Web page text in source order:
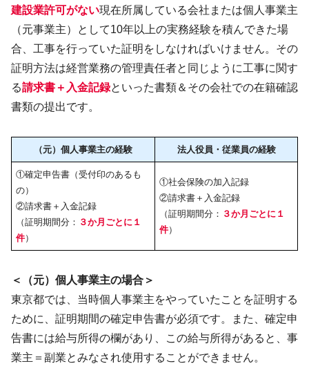
建設業許可がない現在所属している会社または個人事業主
（元事業主）として10年以上の実務経験を積んできた場
合、工事を行っていた証明をしなければいけません。その
証明方法は経営業務の管理責任者と同じように工事に関す
る請求書＋入金記録といった書類＆その会社での在籍確認
書類の提出です。
（元）個人事業主の経験 法人役員・従業員の経験
①確定申告書（受付印のあるも
の）
②請求書＋入金記録
（証明期間分： ３か月ごとに１
件）
①社会保険の加入記録
②請求書＋入金記録
（証明期間分： ３か月ごとに１
件）
＜（元）個人事業主の場合＞
東京都では、当時個人事業主をやっていたことを証明する
ために、証明期間の確定申告書が必須です。また、確定申
告書には給与所得の欄があり、この給与所得があると、事
業主＝副業とみなされ使用することができません。